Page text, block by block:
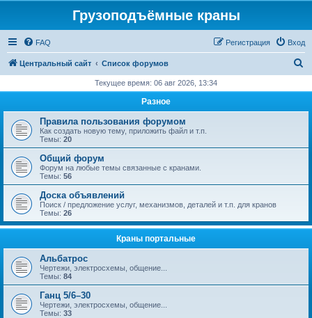
Грузоподъёмные краны
FAQ Вход
Регистрация
Центральный сайт Список форумов
с
Текущее время: 06 авг 2026, 13:34
Разное
Правила пользования форумом
Как создать новую тему, приложить файл и т.п.
Темы: 20
Общий форум
Форум на любые темы связанные с кранами.
Темы: 56
Доска объявлений
Поиск / предложение услуг, механизмов, деталей и т.п. для кранов
Темы: 26
Краны портальные
Альбатрос
Чертежи, электросхемы, общение...
Темы: 84
Ганц 5/6–30
Чертежи, электросхемы, общение...
Темы: 33